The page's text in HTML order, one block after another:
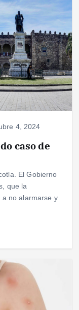
4, 2024
caso de
El Gobierno
que la
a no alarmarse y